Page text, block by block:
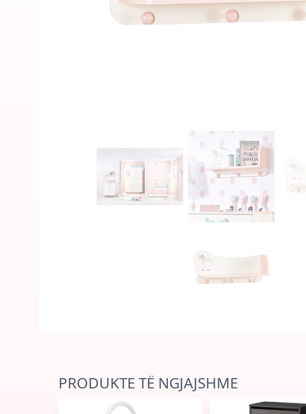
PRODUKTE TË NGJAJSHME